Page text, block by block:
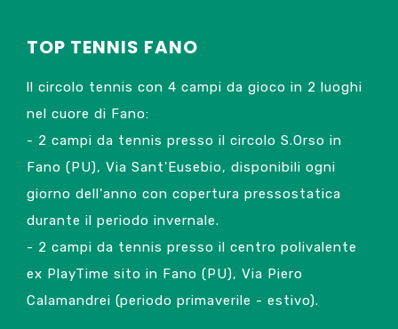
TOP TENNIS FANO
ll circolo tennis con 4 campi da gioco in 2 luoghi
nel cuore di Fano:
- 2 campi da tennis presso il circolo S.Orso in
Fano (PU), Via Sant'Eusebio, disponibili ogni
giorno dell'anno con copertura pressostatica
durante il periodo invernale.
- 2 campi da tennis presso il centro polivalente
ex PlayTime sito in Fano (PU), Via Piero
Calamandrei (periodo primaverile - estivo).